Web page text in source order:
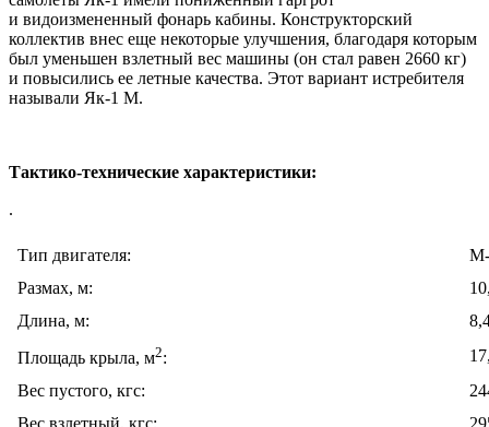
и видоизмененный фонарь кабины. Конструкторский
коллектив внес еще некоторые улучшения, благодаря которым
был уменьшен взлетный вес машины (он стал равен 2660 кг)
и повысились ее летные качества. Этот вариант истребителя
называли Як-1 М.
Тактико-технические характеристики:
.
Тип двигателя:
Размах, м:
Длина, м:
Площадь крыла, м2:
Вес пустого, кгс: